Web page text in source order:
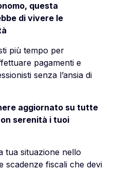
questa
di vivere le
più tempo per
pagamenti e
senza l’ansia di
aggiornato su tutte
serenità i tuoi
tua situazione nello
scadenze fiscali che devi